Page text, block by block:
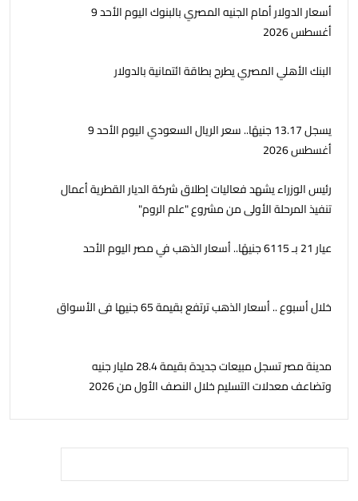
أسعار الدولار أمام الجنيه المصري بالبنوك اليوم الأحد 9
أغسطس 2026
البنك الأهلي المصري يطرح بطاقة ائتمانية بالدولار
يسجل 13.17 جنيهًا.. سعر الريال السعودي اليوم الأحد 9
أغسطس 2026
رئيس الوزراء يشهد فعاليات إطلاق شركة الديار القطرية أعمال
تنفيذ المرحلة الأولى من مشروع "علم الروم"
عيار 21 بـ 6115 جنيهًا.. أسعار الذهب في مصر اليوم الأحد
خلال أسبوع .. أسعار الذهب ترتفع بقيمة 65 جنيها فى الأسواق
مدينة مصر تسجل مبيعات جديدة بقيمة 28.4 مليار جنيه
وتضاعف معدلات التسليم خلال النصف الأول من 2026